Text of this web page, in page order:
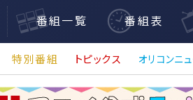
番組一覧 番組表
特別番組 トピックス
オリコンニ